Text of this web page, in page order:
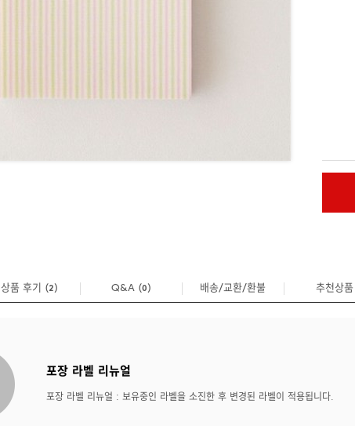
상품 후기 (2) Q&A (0) 배송/교환/환불 추천상품
포장 라벨 리뉴얼
포장 라벨 리뉴얼 : 보유중인 라벨을 소진한 후 변경된 라벨이 적용됩니다.